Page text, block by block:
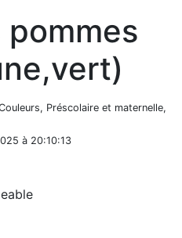
Préscolaire et maternelle,
à 20:10:13